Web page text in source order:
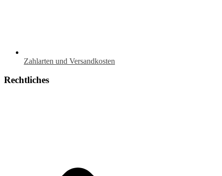
Zahlarten und Versandkosten
Rechtliches